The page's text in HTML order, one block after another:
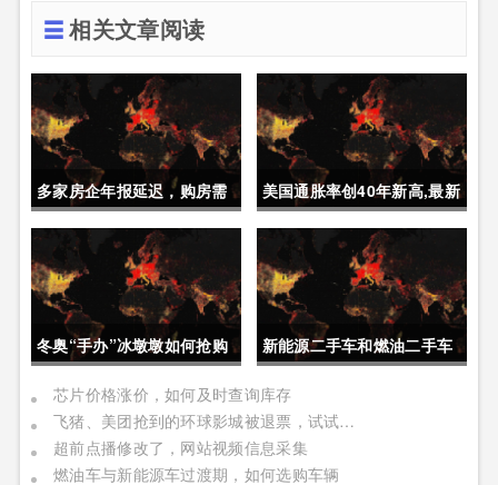
相关文章阅读
多家房企年报延迟，购房需
要重点关注
美国通胀率创40年新高,最新
经济动态
冬奥“手办”冰墩墩如何抢购
新能源二手车和燃油二手车
如何选择
芯片价格涨价，如何及时查询库存
飞猪、美团抢到的环球影城被退票，试试官方APP
超前点播修改了，网站视频信息采集
燃油车与新能源车过渡期，如何选购车辆